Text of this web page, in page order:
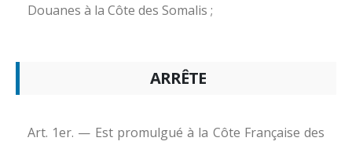
Douanes à la Côte des Somalis ;
ARRÊTE
Art. 1er. — Est promulgué à la Côte Française des